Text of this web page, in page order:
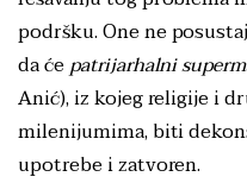
podršku. One ne
da ćepatrijarhalni
Anić), iz kojeg religije i
milenijumima, biti
upotrebe i zatvoren.